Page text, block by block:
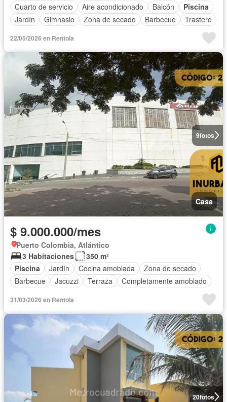
Cuarto de servicio
Aire acondicionado Balcón
Piscina
Jardín
Gimnasio Zona de secado Barbecue Trastero
22/05/2026 en Rentola
9fotos
Casa
$ 9.000.000/mes
Puerto Colombia, Atlántico
3 Habitaciones
350 m²
Piscina
Jardín Cocina amoblada
Zona de secado
Barbecue
Jacuzzi Terraza Completamente amoblado
31/03/2026 en Rentola
20fotos